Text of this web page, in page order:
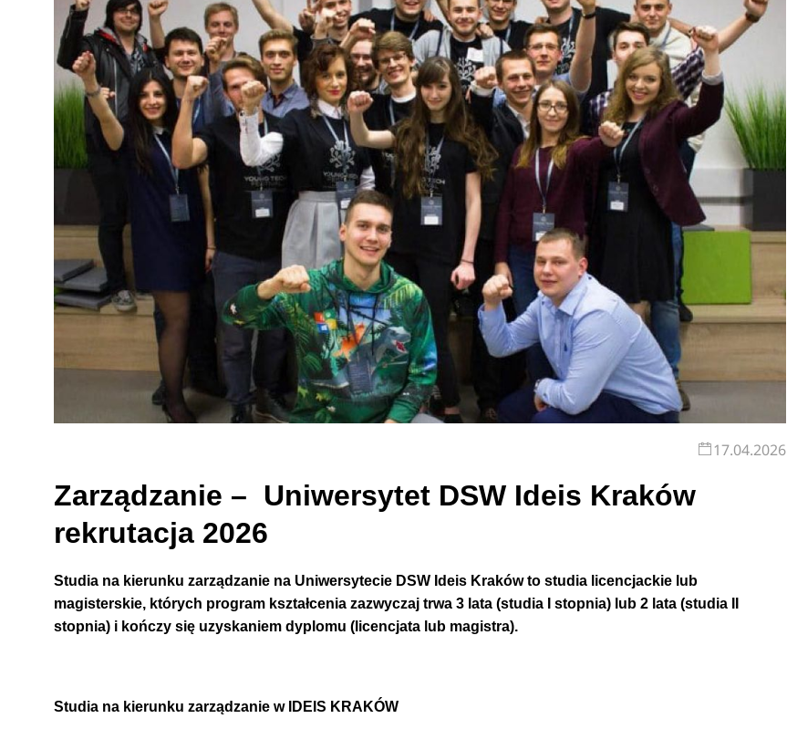
17.04.2026
Zarządzanie – Uniwersytet DSW Ideis Kraków
rekrutacja 2026
Studia na kierunku zarządzanie na Uniwersytecie DSW Ideis Krakówto studia licencjackie lub
magisterskie, których program kształcenia zazwyczaj trwa 3 lata (studia I stopnia) lub 2 lata (studia II
stopnia) i kończy się uzyskaniem dyplomu (licencjata lub magistra).
Studia na kierunku zarządzanie w IDEIS KRAKÓW